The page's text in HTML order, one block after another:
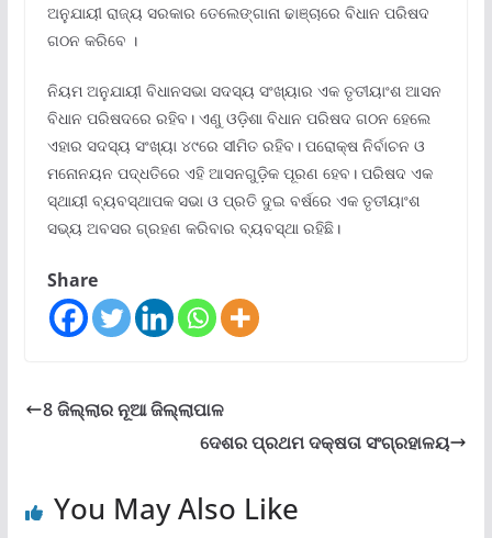
ଅନୁଯାୟୀ ରାଜ୍ୟ ସରକାର ତେଲେଙ୍ଗାନା ଢାଞ୍ଚାରେ ବିଧାନ ପରିଷଦ
ଗଠନ କରିବେ ।
ନିୟମ ଅନୁଯାୟୀ ବିଧାନସଭା ସଦସ୍ୟ ସଂଖ୍ୟାର ଏକ ତୃତୀୟାଂଶ ଆସନ
ବିଧାନ ପରିଷଦରେ ରହିବ। ଏଣୁ ଓଡ଼ିଶା ବିଧାନ ପରିଷଦ ଗଠନ ହେଲେ
ଏହାର ସଦସ୍ୟ ସଂଖ୍ୟା ୪୯ରେ ସୀମିତ ରହିବ। ପରୋକ୍ଷ ନିର୍ବାଚନ ଓ
ମନୋନୟନ ପଦ୍ଧତିରେ ଏହି ଆସନଗୁଡ଼ିକ ପୂରଣ ହେବ। ପରିଷଦ ଏକ
ସ୍ଥାୟୀ ବ୍ୟବସ୍ଥାପକ ସଭା ଓ ପ୍ରତି ଦୁଇ ବର୍ଷରେ ଏକ ତୃତୀୟାଂଶ
ସଭ୍ୟ ଅବସର ଗ୍ରହଣ କରିବାର ବ୍ୟବସ୍ଥା ରହିଛି।
Share
8 ଜିଲ୍ଲାର ନୂଆ ଜିଲ୍ଲାପାଳ
ଦେଶର ପ୍ରଥମ ଦକ୍ଷତା ସଂଗ୍ରହାଳୟ
You May Also Like